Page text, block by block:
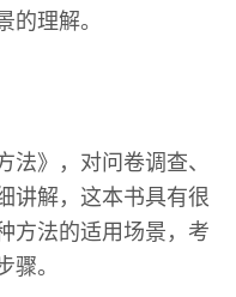
的理解。
》，对问卷调查、
讲解，这本书具有很
方法的适用场景，考
骤。